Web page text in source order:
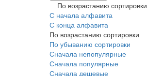
По возрастанию сортировки
С начала алфавита
С конца алфавита
По возрастанию сортировки
По убыванию сортировки
Сначала непопулярные
Сначала популярные
Сначала дешевые